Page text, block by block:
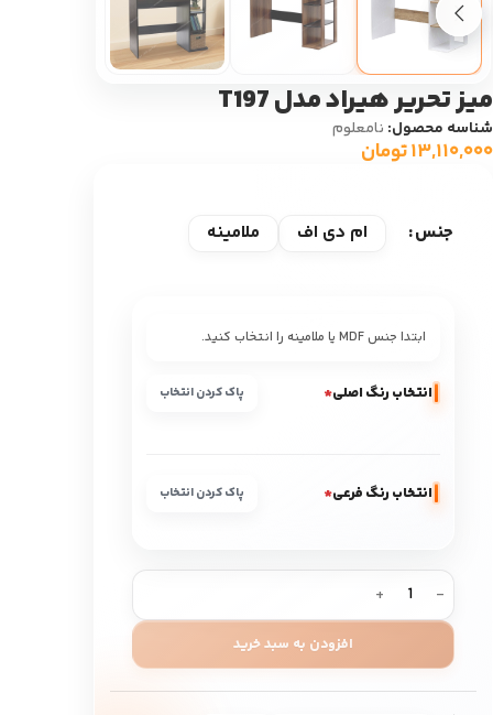
میز تحریر هیراد مدل T197
شناسه محصول: نامعلوم
۱۳,۱۱۰,۰۰۰تومان
جنس ام دی اف ملامینه
ابتدا جنس MDF یا ملامینه را انتخاب کنید.
انتخاب رنگ اصلی* پاک کردن انتخاب
انتخاب رنگ فرعی* پاک کردن انتخاب
افزودن به سبد خرید